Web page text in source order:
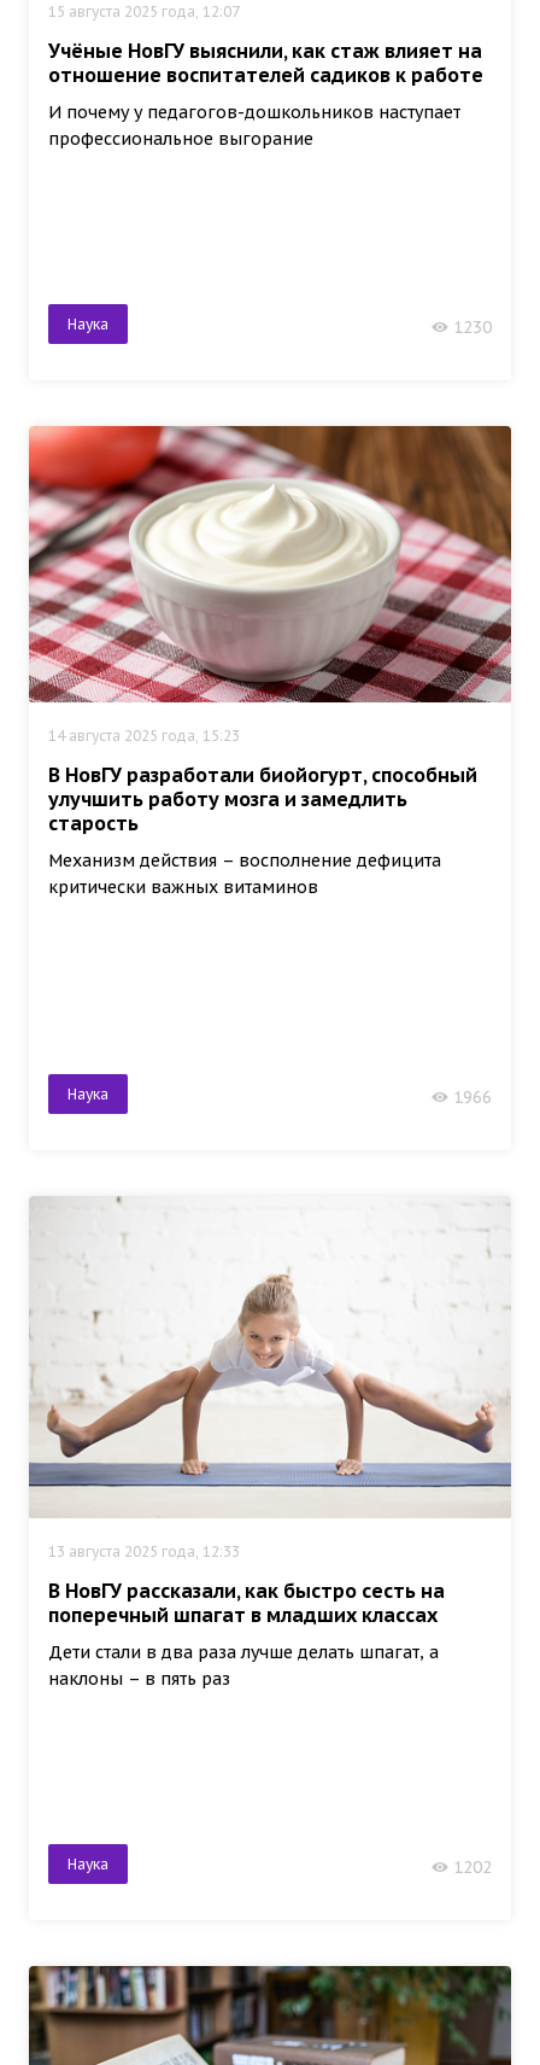
15 августа 2025 года, 12:07
Учёные НовГУ выяснили, как стаж влияет на
отношение воспитателей садиков к работе
И почему у педагогов-дошкольников наступает
профессиональное выгорание
Наука 1230
14 августа 2025 года, 15:23
В НовГУ разработали биойогурт, способный
улучшить работу мозга и замедлить
старость
Механизм действия – восполнение дефицита
критически важных витаминов
Наука 1966
13 августа 2025 года, 12:33
В НовГУ рассказали, как быстро сесть на
поперечный шпагат в младших классах
Дети стали в два раза лучше делать шпагат, а
наклоны – в пять раз
Наука 1202